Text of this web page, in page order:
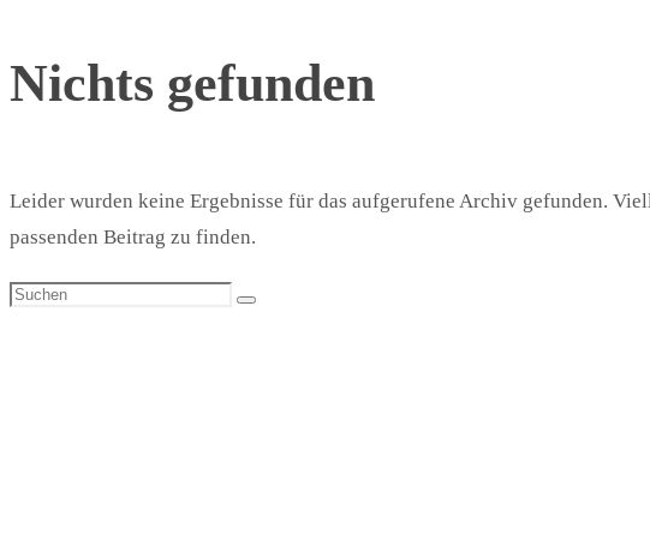
Nichts gefunden
Leider wurden keine Ergebnisse für das aufgerufene Archiv gefunden.
passenden Beitrag zu finden.
Suchen
Suchen